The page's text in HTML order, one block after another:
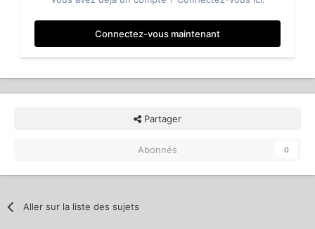
Connectez-vous maintenant
Partager
Abonnés 0
Aller sur la liste des sujets